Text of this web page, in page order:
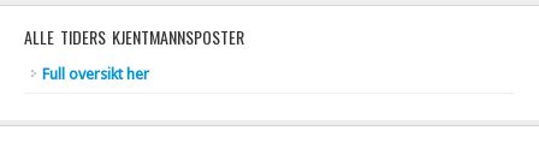
ALLE TIDERS KJENTMANNSPOSTER
Full oversikt her